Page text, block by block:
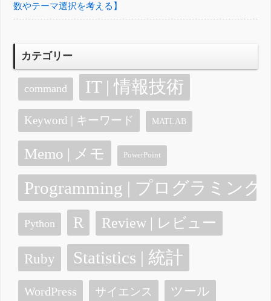
数やテーマ選択を考える】
カテゴリー
command IT | 情報技術
Keyword | キーワード MATLAB
Memo | メモ PowerPoint
Programming | プログラミング
Python R Review | レビュー
Ruby Statistics | 統計
WordPress サイエンス ツール